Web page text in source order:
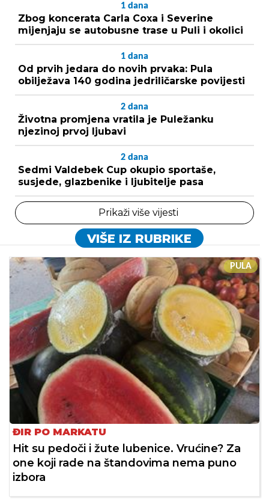
1 dana
Zbog koncerata Carla Coxa i Severine
mijenjaju se autobusne trase u Puli i okolici
1 dana
Od prvih jedara do novih prvaka: Pula
obilježava 140 godina jedriličarske povijesti
2 dana
Životna promjena vratila je Puležanku
njezinoj prvoj ljubavi
2 dana
Sedmi Valdebek Cup okupio sportaše,
susjede, glazbenike i ljubitelje pasa
Prikaži više vijesti
VIŠE IZ RUBRIKE
PULA
ĐIR PO MARKATU
Hit su pedoči i žute lubenice. Vrućine? Za
one koji rade na štandovima nema puno
izbora